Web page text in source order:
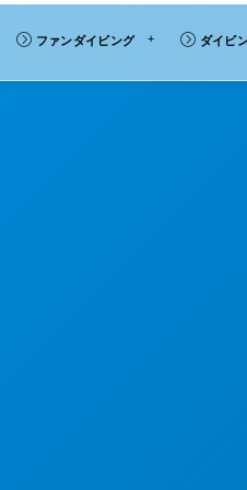
ファンダイビング ダイビ